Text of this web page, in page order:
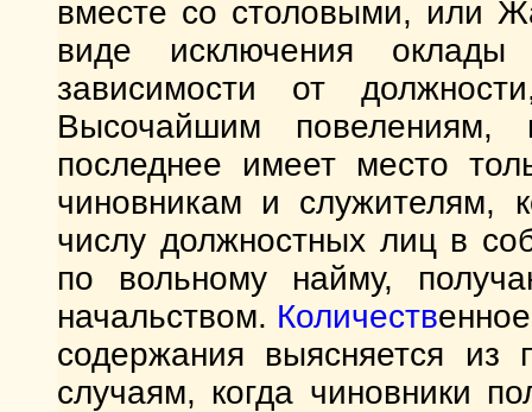
вместе со столовыми, или
виде исключения
зависимости от
Высочайшим повелениям,
последнее имеет место
чиновникам и служителям,
числу должностных лиц в
по вольному найму,
начальством. Количеств
содержания выясняется из
случаям, когда чиновники